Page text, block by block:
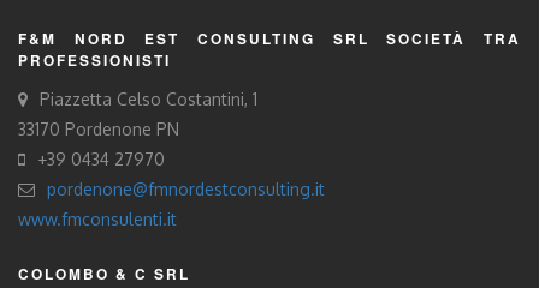
F&M NORD EST CONSULTING SRL SOCIETÀ TRA
PROFESSIONISTI
Piazzetta Celso Costantini, 1
33170 Pordenone PN
+39 0434 27970
pordenone@fmnordestconsulting.it
www.fmconsulenti.it
COLOMBO & C SRL